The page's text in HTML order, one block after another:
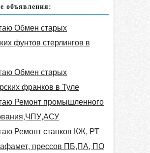
объявления:
Обмен старых
фунтов стерлингов в
Обмен старых
франков в Туле
Ремонт промышленного
Ремонт станков КЖ, РТ
прессов ПБ,ПА, ПО